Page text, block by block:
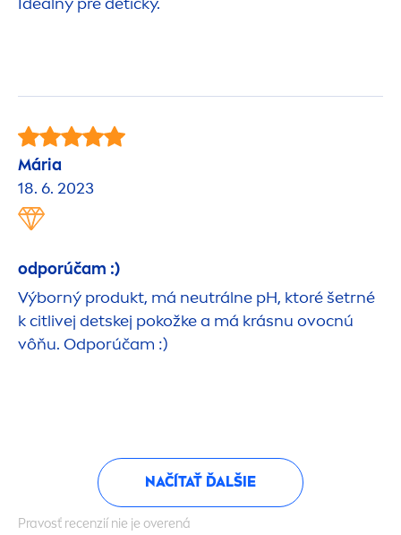
Mária
18. 6. 2023
odporúčam :)
Výborný produkt, má neutrálne pH, ktoré šetrné
k citlivej detskej pokožke a má krásnu ovocnú
vôňu. Odporúčam :)
NAČÍTAŤ ĎALŠIE
Pravosť recenzií nie je overená